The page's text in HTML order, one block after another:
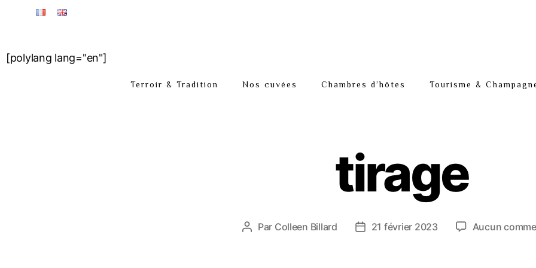
[polylang lang="en"]
Terroir & Tradition Nos cuvées Chambres d’hôtes Tourisme &
tirage
Par Colleen Billard 21 février 2023 Aucun